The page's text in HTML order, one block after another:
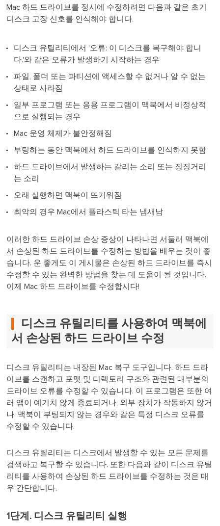
Mac 하드 드라이브를 정시에 수정하려면 다음과 같은 초기
디스크 고장 신호를 인식해야 합니다.
디스크 유틸리티에서 '오류: 이 디스크를 복구해야 합니
다.'와 같은 오류가 발생하기 시작하는 경우
파일, 폴더 또는 파티션에 액세스할 수 없거나 알 수 없는
상태로 사라짐
일부 프로그램 또는 응용 프로그램이 맥북에서 비정상적
으로 실행되는 경우
Mac 운영 체제가 불안정해짐
부팅하는 동안 맥북에서 하드 드라이브를 인식하지 못함
하드 드라이브에서 발생하는 갈리는 소리 또는 징징거리
는 소리
오래 실행하면 맥북이 뜨거워짐
최악의 경우 Mac에서 플라스틱 타는 냄새남
이러한 하드 드라이브 손상 증상이 나타나면 서둘러 맥북에
서 손상된 하드 드라이브를 수정하는 방법을 배우는 것이 좋
습니다. 운 좋게도 이 게시물은 손상된 하드 드라이브를 즉시
수정할 수 있는 완벽한 방법을 찾는 데 도움이 될 것입니다.
이제 Mac 하드 드라이브를 수정합시다!
디스크 유틸리티를 사용하여 맥북에
서 손상된 하드 드라이브 수정
디스크 유틸리티는 내장된 Mac 복구 도구입니다. 하드 드라
이브를 스캔하고 포맷 및 디렉토리 구조와 관련된 대부분의
드라이브 오류를 수정할 수 있습니다. 이 프로그램은 또한 여
러 앱이 예기치 않게 종료되거나, 외부 장치가 작동하지 않거
나, 맥북이 부팅되지 않는 경우와 같은 특정 디스크 오류를
수정할 수 있습니다.
디스크 유틸리티는 디스크에서 발생할 수 있는 모든 문제를
검색하고 복구할 수 있습니다. 또한 다음과 같이 디스크 유틸
리티를 사용하여 손상된 하드 드라이브를 수정하는 것은 매
우 간단합니다.
1단계. 디스크 유틸리티 실행